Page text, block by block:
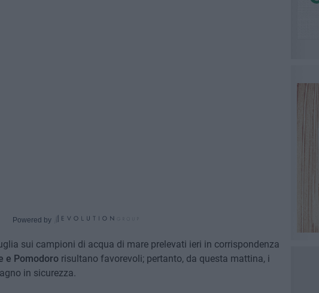
Powered by
sui campioni di acqua di mare prelevati ieri in corrispondenza
e Pomodoro risultano favorevoli; pertanto, da questa mattina, i
in sicurezza.